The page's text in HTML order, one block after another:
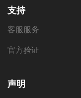
支持
客服服务
官方验证
声明